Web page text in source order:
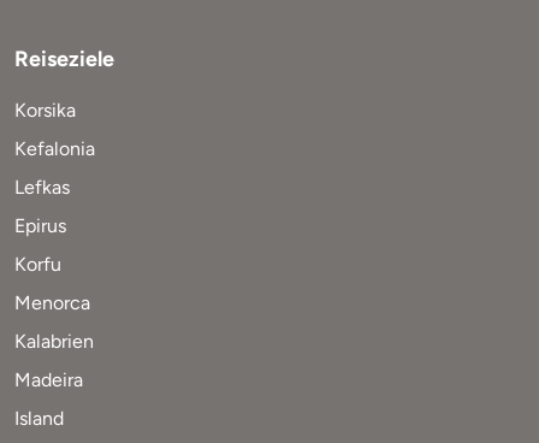
Reiseziele
Korsika
Kefalonia
Lefkas
Epirus
Korfu
Menorca
Kalabrien
Madeira
Island